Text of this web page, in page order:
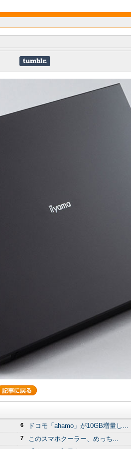
6 ドコモ「ahamo」が10GB増量し...
7 このスマホクーラー、めっち...